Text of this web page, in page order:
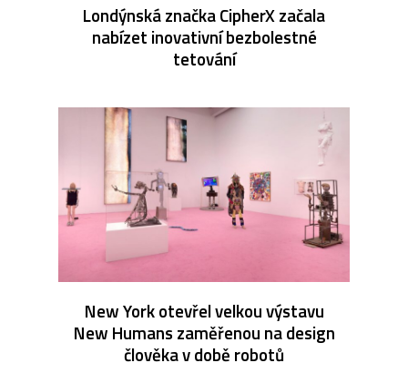
Londýnská značka CipherX začala
nabízet inovativní bezbolestné
tetování
New York otevřel velkou výstavu
New Humans zaměřenou na design
člověka v době robotů